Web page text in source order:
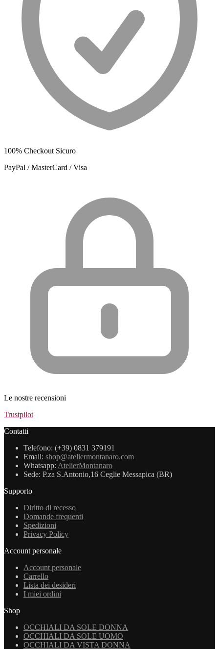
100% Checkout Sicuro
PayPal / MasterCard / Visa
Le nostre recensioni
Trustpilot
Contatti
Telefono: (+39) 0831 379191
Email: shop@ateliermontanaro.com
Whatsapp: AtelierMontanaro
Sede: P.za S.Antonio,16 Ceglie Messapica (BR)
Supporto
Diritto di recesso
Domande frequenti
Spedizioni
Privacy Policy
Account personale
Account personale
Carrello
Lista dei desideri
I miei ordini
Shop
OCCHIALI DA SOLE DONNA
OCCHIALI DA SOLE UOMO
OCCHIALI DA VISTA DONNA